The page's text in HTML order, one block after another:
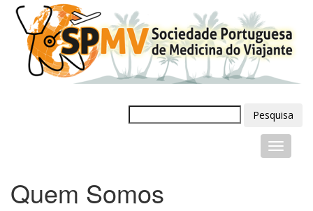
Pesquisa
Quem Somos